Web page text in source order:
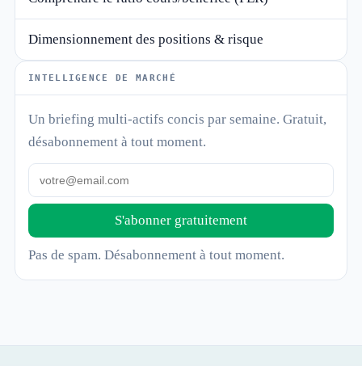
Dimensionnement des positions & risque
INTELLIGENCE DE MARCHÉ
Un briefing multi-actifs concis par semaine. Gratuit,
désabonnement à tout moment.
S'abonner gratuitement
Pas de spam. Désabonnement à tout moment.